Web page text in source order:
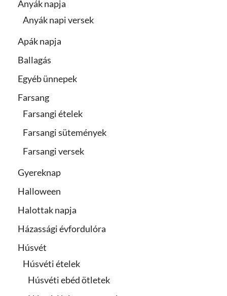
Anyák napja
Anyák napi versek
Apák napja
Ballagás
Egyéb ünnepek
Farsang
Farsangi ételek
Farsangi sütemények
Farsangi versek
Gyereknap
Halloween
Halottak napja
Házassági évfordulóra
Húsvét
Húsvéti ételek
Húsvéti ebéd ötletek